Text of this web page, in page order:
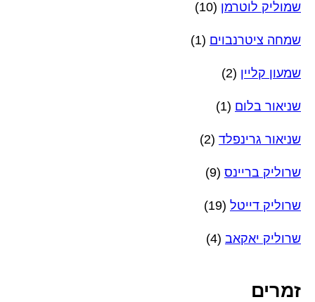
שמוליק לוטרמן (10)
שמחה ציטרנבוים (1)
שמעון קליין (2)
שניאור בלום (1)
שניאור גרינפלד (2)
שרוליק בריינס (9)
שרוליק דייטל (19)
שרוליק יאקאב (4)
זמרים